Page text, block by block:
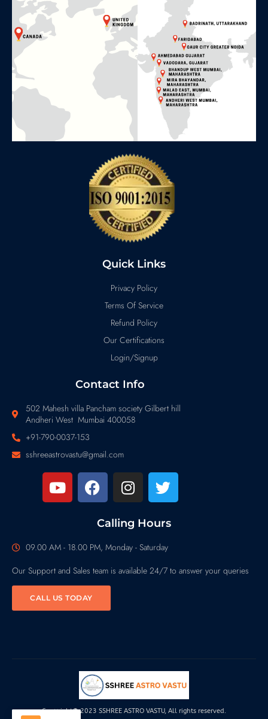
Quick Links
Privacy Policy
Terms Of Service
Refund Policy
Our Certifications
Login/Signup
Contact Info
502 Mahesh villa Pancham society Gilbert hill
Andheri West Mumbai 400058
+91-790-0037-153
sshreeastrovastu@gmail.com
Calling Hours
09.00 AM - 18.00 PM, Monday - Saturday
Our Support and Sales team is available 24/7 to answer your queries
CALL US TODAY
Copyright© 2023 SSHREE ASTRO VASTU, All rights reserved.